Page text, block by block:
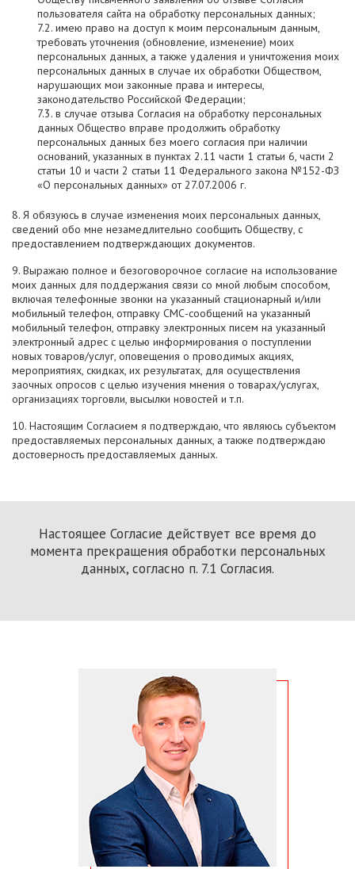
пользователя сайта на обработку персональных данных;
7.2. имею право на доступ к моим персональным данным,
требовать уточнения (обновление, изменение) моих
персональных данных, а также удаления и уничтожения моих
персональных данных в случае их обработки Обществом,
нарушающих мои законные права и интересы,
законодательство Российской Федерации;
7.3. в случае отзыва Согласия на обработку персональных
данных Общество вправе продолжить обработку
персональных данных без моего согласия при наличии
оснований, указанных в пунктах 2.11 части 1 статьи 6, части 2
статьи 10 и части 2 статьи 11 Федерального закона №152-ФЗ
«О персональных данных» от 27.07.2006 г.
8. Я обязуюсь в случае изменения моих персональных данных,
сведений обо мне незамедлительно сообщить Обществу, с
предоставлением подтверждающих документов.
9. Выражаю полное и безоговорочное согласие на использование
моих данных для поддержания связи со мной любым способом,
включая телефонные звонки на указанный стационарный и/или
мобильный телефон, отправку СМС-сообщений на указанный
мобильный телефон, отправку электронных писем на указанный
электронный адрес с целью информирования о поступлении
новых товаров/услуг, оповещения о проводимых акциях,
мероприятиях, скидках, их результатах, для осуществления
заочных опросов с целью изучения мнения о товарах/услугах,
организациях торговли, высылки новостей и т.п.
10. Настоящим Согласием я подтверждаю, что являюсь субъектом
предоставляемых персональных данных, а также подтверждаю
достоверность предоставляемых данных.
Настоящее Согласие действует все время до
момента прекращения обработки персональных
данных, согласно п. 7.1 Согласия.